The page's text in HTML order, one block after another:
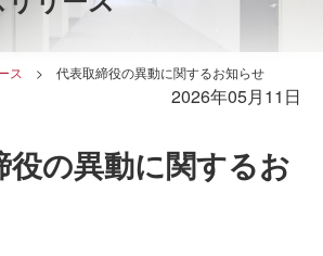
ス > 代表取締役の異動に関するお知らせ
2026年05月11日
役の異動に関するお